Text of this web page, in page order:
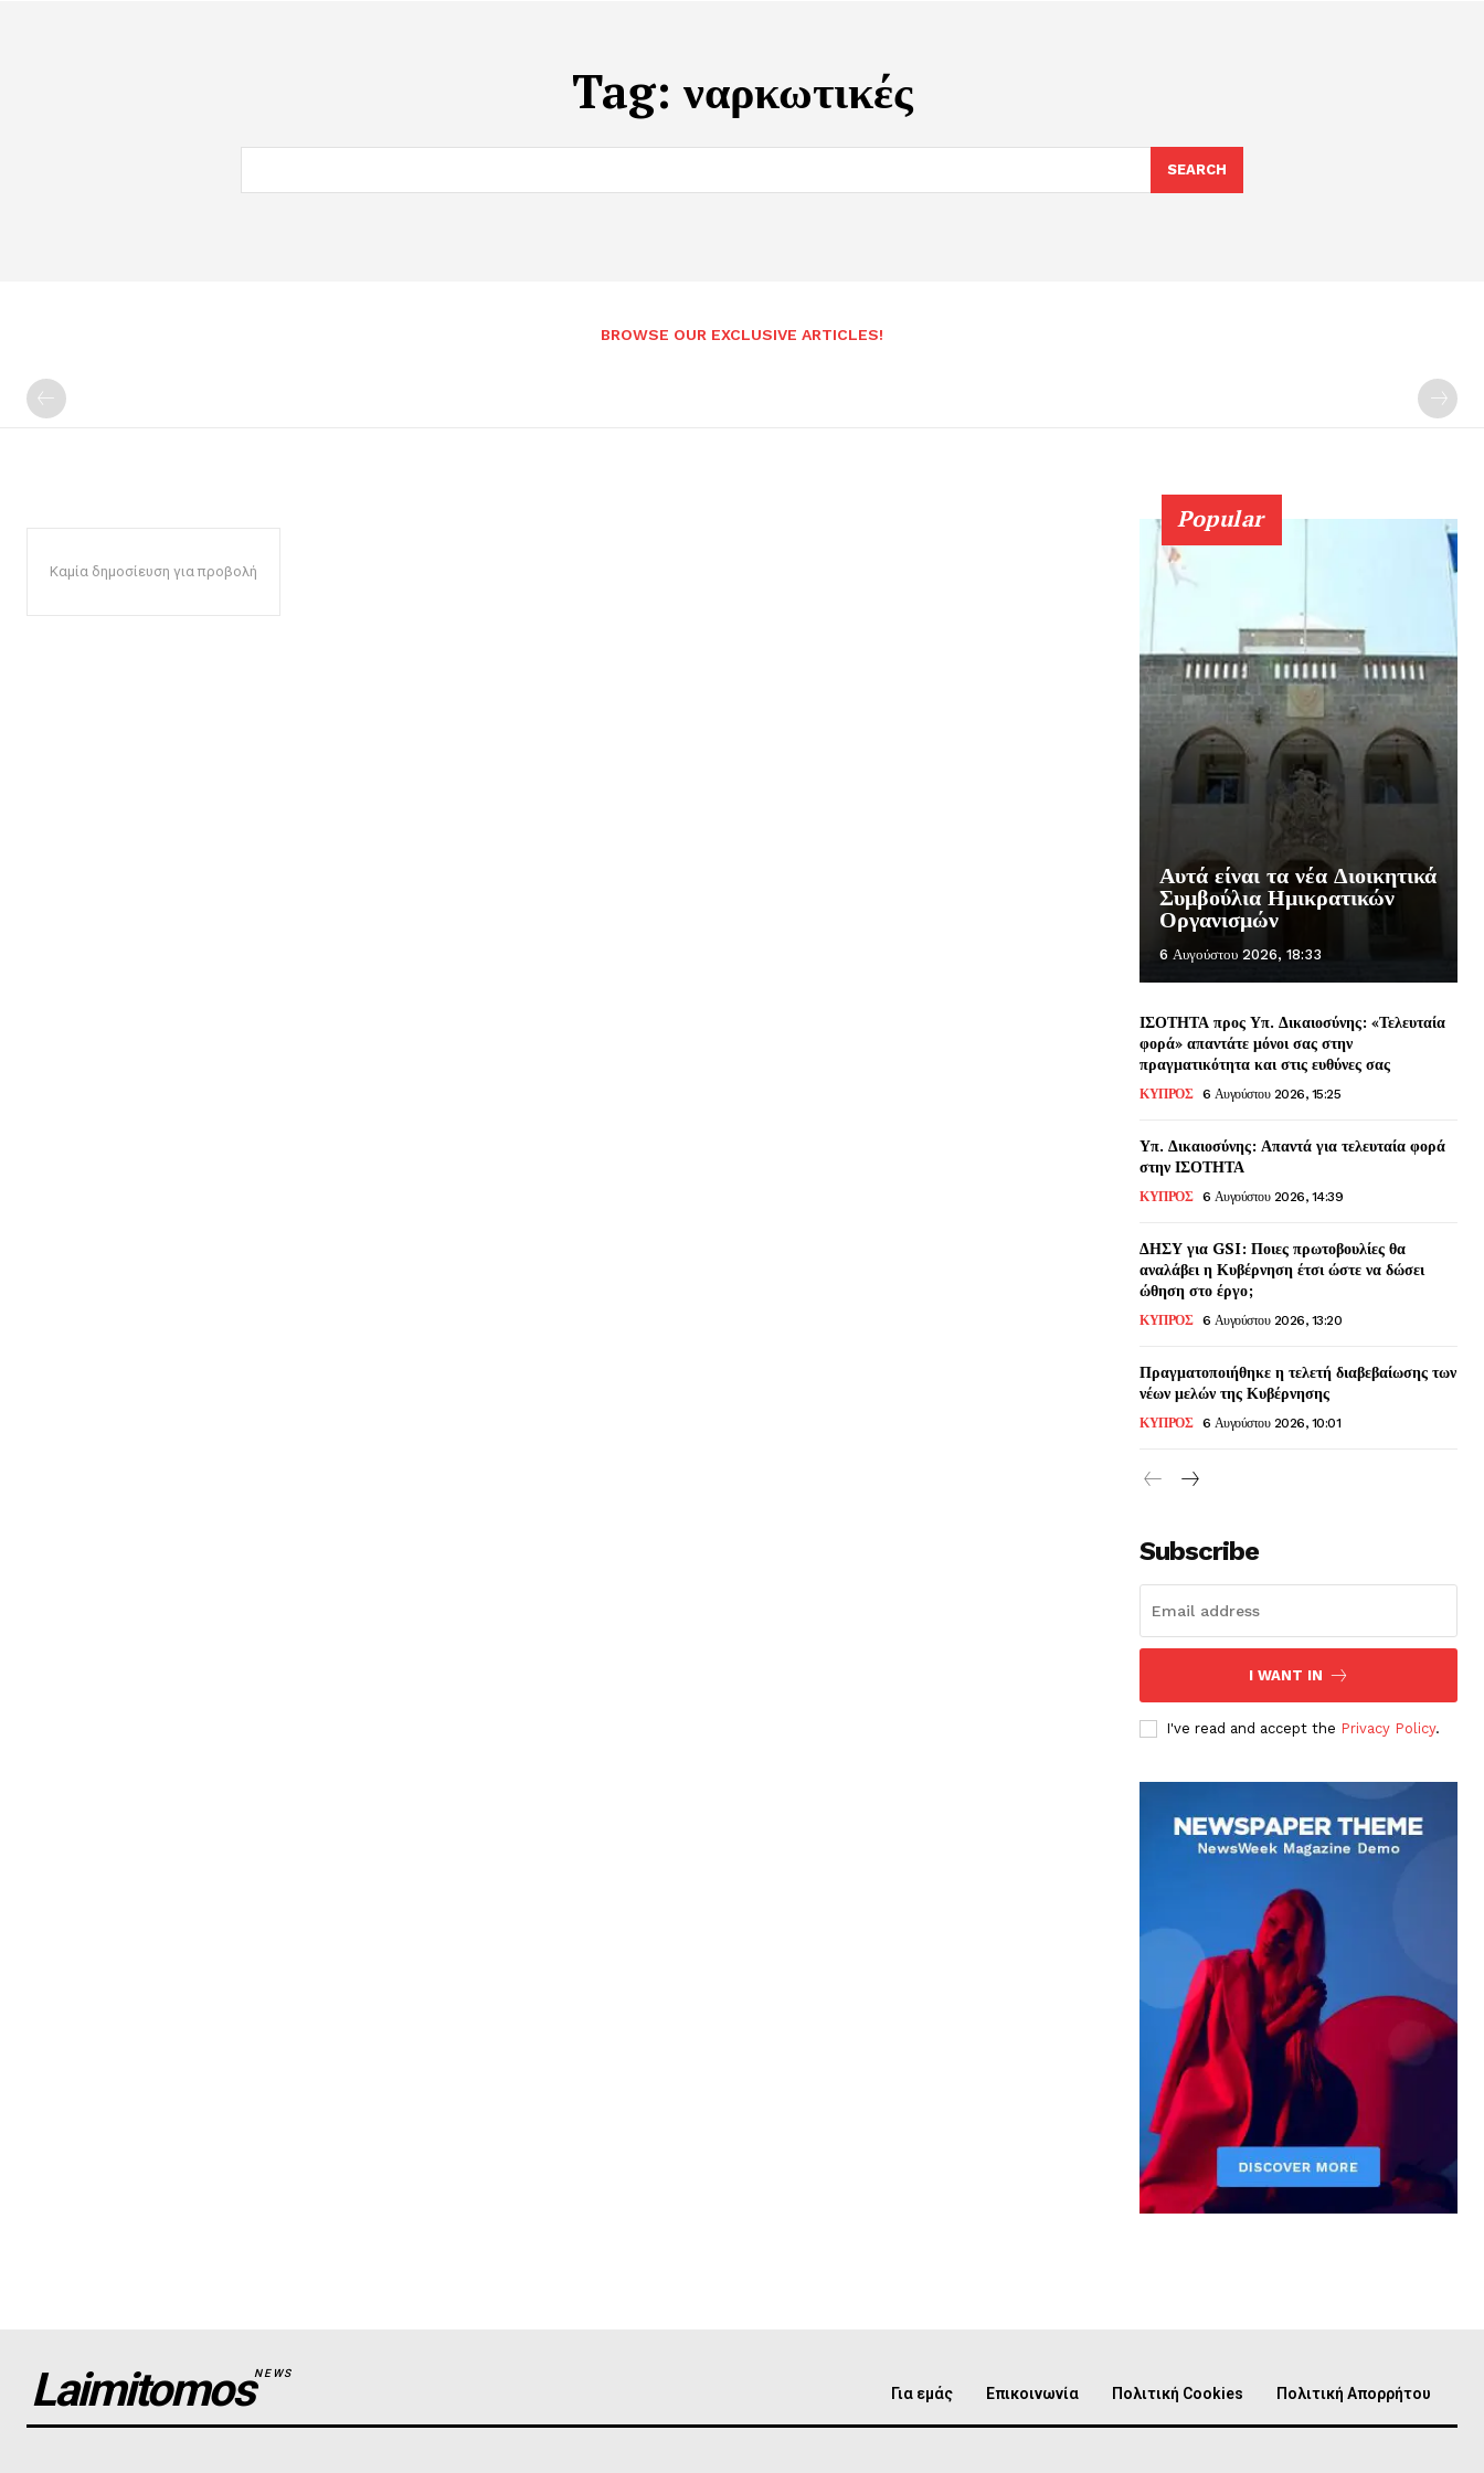
Tag: ναρκωτικές
SEARCH
BROWSE OUR EXCLUSIVE ARTICLES!
Καμία δημοσίευση για προβολή
Popular
Αυτά είναι τα νέα Διοικητικά
Συμβούλια Ημικρατικών
Οργανισμών
6 Αυγούστου 2026, 18:33
ΙΣΟΤΗΤΑ προς Υπ. Δικαιοσύνης: «Τελευταία
φορά» απαντάτε μόνοι σας στην
πραγματικότητα και στις ευθύνες σας
ΚΥΠΡΟΣ 6 Αυγούστου 2026, 15:25
Υπ. Δικαιοσύνης: Απαντά για τελευταία φορά
στην ΙΣΟΤΗΤΑ
ΚΥΠΡΟΣ 6 Αυγούστου 2026, 14:39
ΔΗΣΥ για GSI: Ποιες πρωτοβουλίες θα
αναλάβει η Κυβέρνηση έτσι ώστε να δώσει
ώθηση στο έργο;
ΚΥΠΡΟΣ 6 Αυγούστου 2026, 13:20
Πραγματοποιήθηκε η τελετή διαβεβαίωσης των
νέων μελών της Κυβέρνησης
ΚΥΠΡΟΣ 6 Αυγούστου 2026, 10:01
Subscribe
I WANT IN
I've read and accept the Privacy Policy.
LaimitomosNEWS
Για εμάς Επικοινωνία Πολιτική Cookies Πολιτική Απορρήτου